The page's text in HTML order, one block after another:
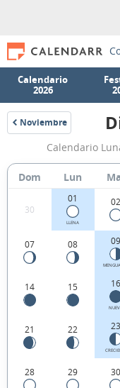
Calendario
2026
Noviembre
1952
Calendario
Dom Lun
30
01
LLENA
02
07 08 09
14 15 16
21 22 23
28 29 30